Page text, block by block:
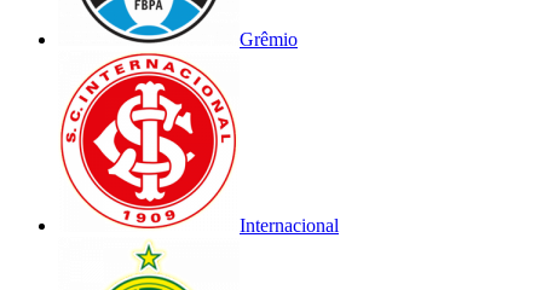
Grêmio
Internacional